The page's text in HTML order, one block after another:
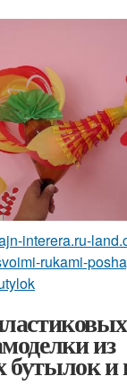
interera.ru-
rukami-
из
бутылок и